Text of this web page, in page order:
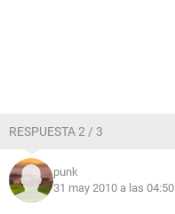
RESPUESTA 2 / 3
punk
31 may 2010 a las 04:50